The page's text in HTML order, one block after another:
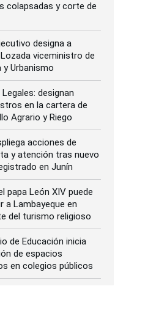
colapsadas y corte de
designa a
viceministro de
y Urbanismo
designan
en la cartera de
Agrario y Riego
acciones de
y atención tras nuevo
en Junín
papa León XIV puede
a Lambayeque en
del turismo religioso
de Educación inicia
de espacios
en colegios públicos